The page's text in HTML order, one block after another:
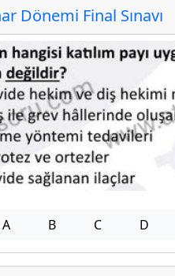
Dönemi Final Sınavı
A B C D